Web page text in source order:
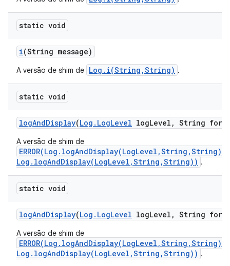
static void
i(String message)
A versão de shim de Log.i(String,String) .
static void
logAndDisplay(Log . LogLevel logLevel , String
A versão de shim de
Log.logAndDisplay(LogLevel,String,String)) .
static void
logAndDisplay(Log . LogLevel logLevel , String
A versão de shim de
Log.logAndDisplay(LogLevel,String,String)) .